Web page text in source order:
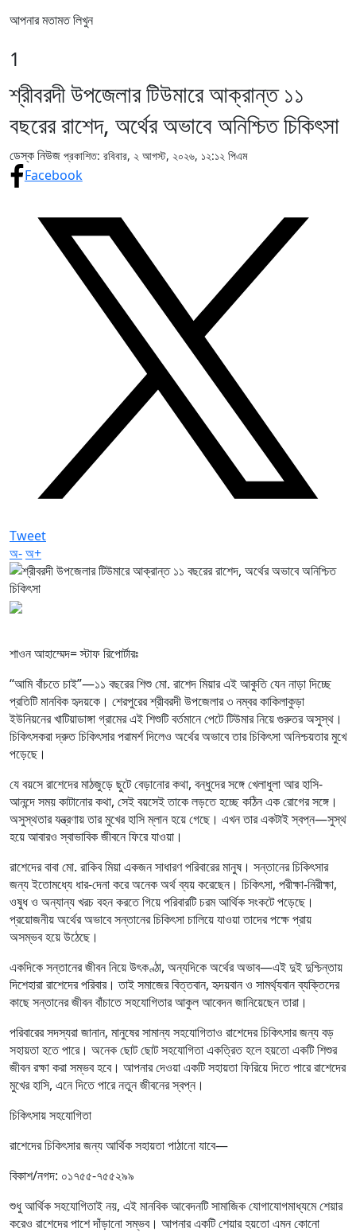
আপনার মতামত লিখুন
1
শ্রীবরদী উপজেলার টিউমারে আক্রান্ত ১১
বছরের রাশেদ, অর্থের অভাবে অনিশ্চিত চিকিৎসা
ডেস্ক নিউজ প্রকাশিত: রবিবার, ২ আগস্ট, ২০২৬, ১২:১২ পিএম
Facebook
Tweet
অ-অ+
শাওন আহাম্মেদ= স্টাফ রিপোর্টারঃ
“আমি বাঁচতে চাই”—১১ বছরের শিশু মো. রাশেদ মিয়ার এই আকুতি যেন নাড়া দিচ্ছে
প্রতিটি মানবিক হৃদয়কে। শেরপুরের শ্রীবরদী উপজেলার ৩ নম্বর কাকিলাকুড়া
ইউনিয়নের খাটিয়াডাঙ্গা গ্রামের এই শিশুটি বর্তমানে পেটে টিউমার নিয়ে গুরুতর অসুস্থ।
চিকিৎসকরা দ্রুত চিকিৎসার পরামর্শ দিলেও অর্থের অভাবে তার চিকিৎসা অনিশ্চয়তার মুখে
পড়েছে।
যে বয়সে রাশেদের মাঠজুড়ে ছুটে বেড়ানোর কথা, বন্ধুদের সঙ্গে খেলাধুলা আর হাসি-
আনন্দে সময় কাটানোর কথা, সেই বয়সেই তাকে লড়তে হচ্ছে কঠিন এক রোগের সঙ্গে।
অসুস্থতার যন্ত্রণায় তার মুখের হাসি ম্লান হয়ে গেছে। এখন তার একটাই স্বপ্ন—সুস্থ
হয়ে আবারও স্বাভাবিক জীবনে ফিরে যাওয়া।
রাশেদের বাবা মো. রাকিব মিয়া একজন সাধারণ পরিবারের মানুষ। সন্তানের চিকিৎসার
জন্য ইতোমধ্যে ধার-দেনা করে অনেক অর্থ ব্যয় করেছেন। চিকিৎসা, পরীক্ষা-নিরীক্ষা,
ওষুধ ও অন্যান্য খরচ বহন করতে গিয়ে পরিবারটি চরম আর্থিক সংকটে পড়েছে।
প্রয়োজনীয় অর্থের অভাবে সন্তানের চিকিৎসা চালিয়ে যাওয়া তাদের পক্ষে প্রায়
অসম্ভব হয়ে উঠেছে।
একদিকে সন্তানের জীবন নিয়ে উৎকণ্ঠা, অন্যদিকে অর্থের অভাব—এই দুই দুশ্চিন্তায়
দিশেহারা রাশেদের পরিবার। তাই সমাজের বিত্তবান, হৃদয়বান ও সামর্থ্যবান ব্যক্তিদের
কাছে সন্তানের জীবন বাঁচাতে সহযোগিতার আকুল আবেদন জানিয়েছেন তারা।
পরিবারের সদস্যরা জানান, মানুষের সামান্য সহযোগিতাও রাশেদের চিকিৎসার জন্য বড়
সহায়তা হতে পারে। অনেক ছোট ছোট সহযোগিতা একত্রিত হলে হয়তো একটি শিশুর
জীবন রক্ষা করা সম্ভব হবে। আপনার দেওয়া একটি সহায়তা ফিরিয়ে দিতে পারে রাশেদের
মুখের হাসি, এনে দিতে পারে নতুন জীবনের স্বপ্ন।
চিকিৎসায় সহযোগিতা
রাশেদের চিকিৎসার জন্য আর্থিক সহায়তা পাঠানো যাবে—
বিকাশ/নগদ: ০১৭৫৫-৭৫৫২৯৯
শুধু আর্থিক সহযোগিতাই নয়, এই মানবিক আবেদনটি সামাজিক যোগাযোগমাধ্যমে শেয়ার
করেও রাশেদের পাশে দাঁড়ানো সম্ভব। আপনার একটি শেয়ার হয়তো এমন কোনো